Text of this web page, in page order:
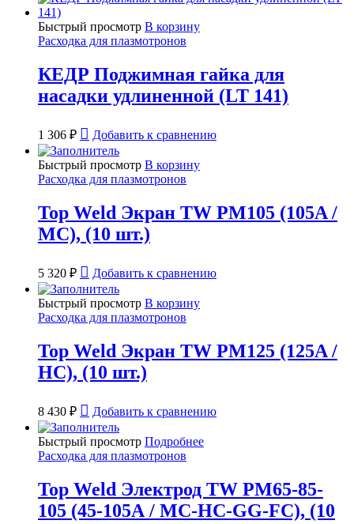
Быстрый просмотр В корзину
Расходка для плазмотронов
КЕДР Поджимная гайка для
насадки удлиненной (LT 141)
1 306 ₽ Добавить к сравнению
Быстрый просмотр В корзину
Расходка для плазмотронов
Top Weld Экран TW PM105 (105A /
MC), (10 шт.)
5 320 ₽ Добавить к сравнению
Быстрый просмотр В корзину
Расходка для плазмотронов
Top Weld Экран TW PM125 (125A /
HC), (10 шт.)
8 430 ₽ Добавить к сравнению
Быстрый просмотр Подробнее
Расходка для плазмотронов
Top Weld Электрод TW PM65-85-
105 (45-105А / MC-HC-GG-FC), (10